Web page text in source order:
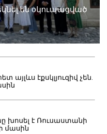
են օկուպացված
այլևս էքսկլյուզիվ չեն.
խոսել է Ռուսաստանի
մասին